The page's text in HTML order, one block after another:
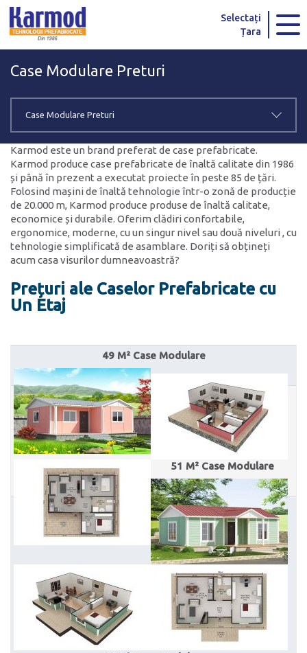
Karmod Global
Karmod العربية Karmod Pусский
Karmod Português
Karmod Україна Karmod ایران
Karmod Europe Karmod Netherlands
Karmod France Karmod Polska
Karmod Ελλάδα Karmod العربية
Karmod Česko Karmod България
Karmod Қазақ
Karmod España Karmod Romania
Karmod Serbia Karmod Slovensko
Karmod Malaysia Karmod Azərbaycan
Karmod ישראל Karmod Россия
Karmod Suomi Karmod Italia
Karmod საქართველო Karmod Узбекистон
Karmod Shqipëri
Karmod United States Karmod Portugal
Karmod Magyarország Karmod United Kingdom
Selectați
Țara
Case Modulare Preturi
Case Modulare Preturi
Karmod este un brand preferat de case prefabricate.
Karmod produce case prefabricate de înaltă calitate din 1986
și până în prezent a executat proiecte în peste 85 de țări.
Folosind mașini de înaltă tehnologie într-o zonă de producție
de 20.000 m, Karmod produce produse de înaltă calitate,
economice și durabile. Oferim clădiri confortabile,
ergonomice, moderne, cu un singur nivel sau două niveluri , cu
tehnologie simplificată de asamblare. Doriți să obțineți
acum casa visurilor dumneavoastră?
Prețuri ale Caselor Prefabricate cu
Un Etaj
49 M² Case Modulare
51 M² Case Modulare